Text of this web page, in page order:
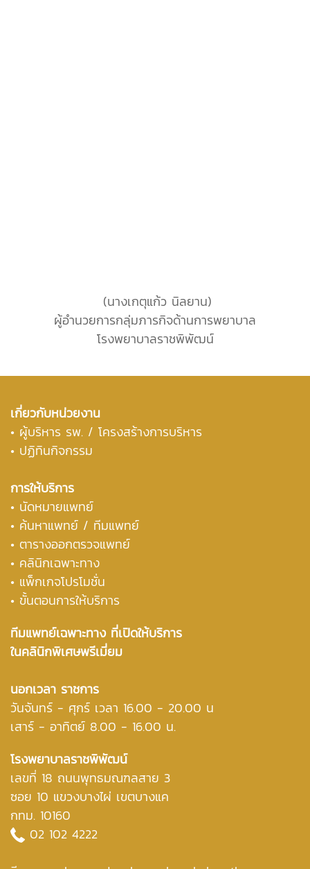
(นางเกตุแก้ว นิลยาน)
ผู้อำนวยการกลุ่มภารกิจด้านการพยาบาล
โรงพยาบาลราชพิพัฒน์
เกี่ยวกับหน่วยงาน
• ผู้บริหาร รพ. / โครงสร้างการบริหาร
• ปฏิทินกิจกรรม
การให้บริการ
• นัดหมายแพทย์
• ค้นหาแพทย์ / ทีมแพทย์
• ตารางออกตรวจแพทย์
• คลินิกเฉพาะทาง
• แพ็กเกจโปรโมชั่น
• ขั้นตอนการให้บริการ
ทีมแพทย์เฉพาะทาง ที่เปิดให้บริการ
ในคลินิกพิเศษพรีเมี่ยม
นอกเวลา ราชการ
วันจันทร์ - ศุกร์ เวลา 16.00 - 20.00 น
เสาร์ - อาทิตย์ 8.00 - 16.00 น.
โรงพยาบาลราชพิพัฒน์
เลขที่ 18 ถนนพุทธมณฑลสาย 3
ซอย 10 แขวงบางไผ่ เขตบางแค
กทม. 10160
02 102 4222